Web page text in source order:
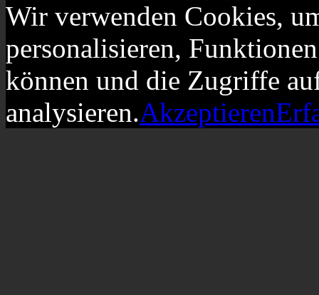
Wir verwenden Cookies,
personalisieren,
können und die Zugriffe
analysieren.Akzeptieren